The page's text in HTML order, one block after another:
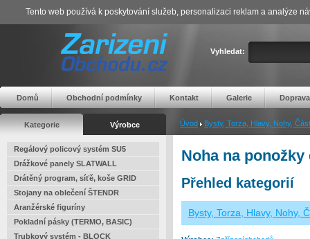
Vyhledat:
Domů Obchodní podmínky Kontakt Galerie Doprava
Kategorie Výrobce Úvod Bysty, Torza, Hlavy, Nohy,
Regálový policový systém SU5
Drážkové panely SLATWALL
Drátěný program, síťě, koše GRID
Stojany na oblečení ŠTENDR
Aranžérské figuríny
Pokladní pásky (TERMO, BASIC)
Trubkový systém - BLOCK
Noha na ponožky
Přehled kategorií
Bysty, Torza, Hlavy, Nohy,
Tento web používá k poskytování služeb, personalizaci reklam a analýze